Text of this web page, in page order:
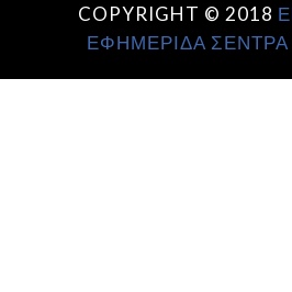
COPYRIGHT © 2018
ΕΦΗΜΕΡΙΔΑ ΣΕΝΤΡΑ